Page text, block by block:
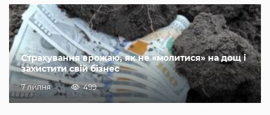
Страхування врожаю, як не «молитися» на дощ і
захистити свій бізнес
7 липня 499